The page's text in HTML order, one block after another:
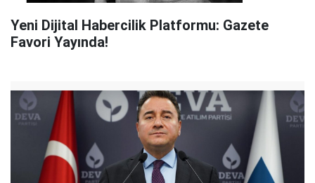
Yeni Dijital Habercilik Platformu: Gazete
Favori Yayında!